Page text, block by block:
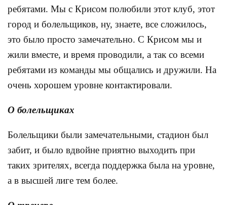
ребятами. Мы с Крисом полюбили этот клуб, этот
город и болельщиков, ну, знаете, все сложилось,
это было просто замечательно. С Крисом мы и
жили вместе, и время проводили, а так со всеми
ребятами из команды мы общались и дружили. На
очень хорошем уровне контактировали.
О болельщиках
Болельщики были замечательными, стадион был
забит, и было вдвойне приятно выходить при
таких зрителях, всегда поддержка была на уровне,
а в высшей лиге тем более.